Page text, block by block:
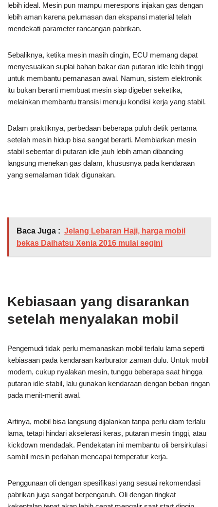
lebih ideal. Mesin pun mampu merespons injakan gas dengan
lebih aman karena pelumasan dan ekspansi material telah
mendekati parameter rancangan pabrikan.
Sebaliknya, ketika mesin masih dingin, ECU memang dapat
menyesuaikan suplai bahan bakar dan putaran idle lebih tinggi
untuk membantu pemanasan awal. Namun, sistem elektronik
itu bukan berarti membuat mesin siap digeber seketika,
melainkan membantu transisi menuju kondisi kerja yang stabil.
Dalam praktiknya, perbedaan beberapa puluh detik pertama
setelah mesin hidup bisa sangat berarti. Membiarkan mesin
stabil sebentar di putaran idle jauh lebih aman dibanding
langsung menekan gas dalam, khususnya pada kendaraan
yang semalaman tidak digunakan.
Baca Juga : Jelang Lebaran Haji, harga mobil
bekas Daihatsu Xenia 2016 mulai segini
Kebiasaan yang disarankan
setelah menyalakan mobil
Pengemudi tidak perlu memanaskan mobil terlalu lama seperti
kebiasaan pada kendaraan karburator zaman dulu. Untuk mobil
modern, cukup nyalakan mesin, tunggu beberapa saat hingga
putaran idle stabil, lalu gunakan kendaraan dengan beban ringan
pada menit-menit awal.
Artinya, mobil bisa langsung dijalankan tanpa perlu diam terlalu
lama, tetapi hindari akselerasi keras, putaran mesin tinggi, atau
kickdown mendadak. Pendekatan ini membantu oli bersirkulasi
sambil mesin perlahan mencapai temperatur kerja.
Penggunaan oli dengan spesifikasi yang sesuai rekomendasi
pabrikan juga sangat berpengaruh. Oli dengan tingkat